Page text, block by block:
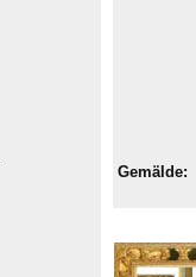
Gemälde: